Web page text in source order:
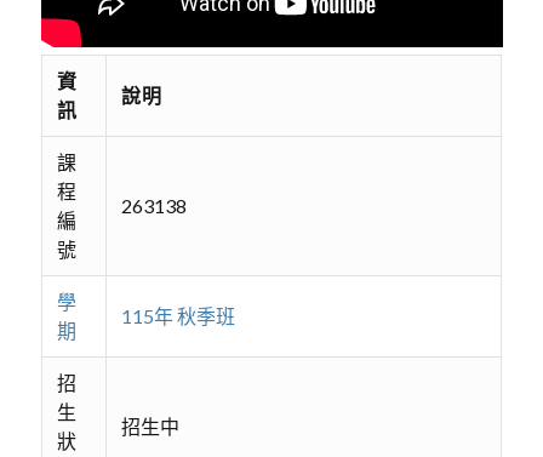
資
訊
說明
課
程
編
號
263138
學
期
115年 秋季班
招
生
狀
招生中